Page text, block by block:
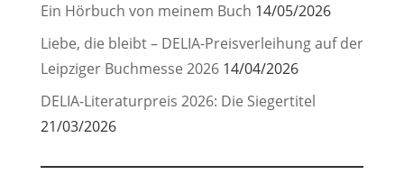
Ein Hörbuch von meinem Buch 14/05/2026
Liebe, die bleibt – DELIA-Preisverleihung auf der
Leipziger Buchmesse 2026 14/04/2026
DELIA-Literaturpreis 2026: Die Siegertitel
21/03/2026